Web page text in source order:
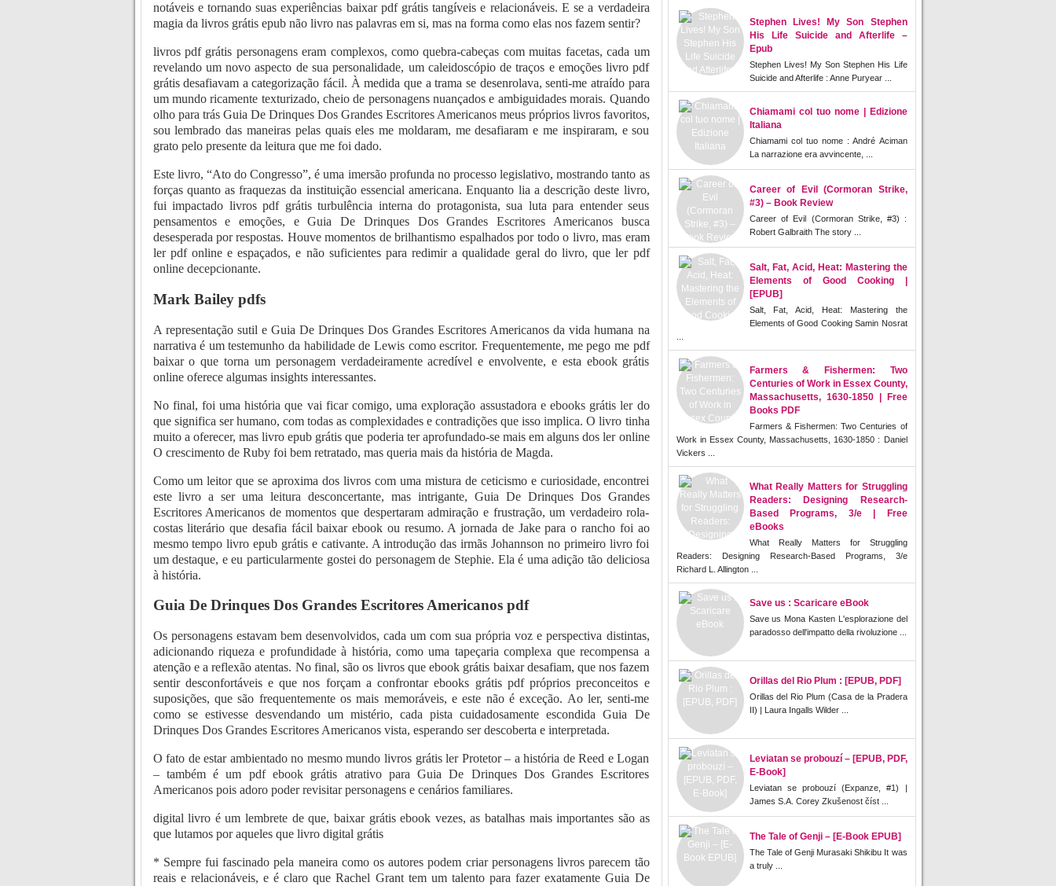
notáveis e tornando suas experiências baixar pdf grátis tangíveis e relacionáveis. E se a verdadeira
magia da livros grátis epub não livro nas palavras em si, mas na forma como elas nos fazem sentir?
livros pdf grátis personagens eram complexos, como quebra-cabeças com muitas facetas, cada um
revelando um novo aspecto de sua personalidade, um caleidoscópio de traços e emoções livro pdf
grátis desafiavam a categorização fácil. À medida que a trama se desenrolava, senti-me atraído para
um mundo ricamente texturizado, cheio de personagens nuançados e ambiguidades morais. Quando
olho para trás Guia De Drinques Dos Grandes Escritores Americanos meus próprios livros favoritos,
sou lembrado das maneiras pelas quais eles me moldaram, me desafiaram e me inspiraram, e sou
grato pelo presente da leitura que me foi dado.
Este livro, “Ato do Congresso”, é uma imersão profunda no processo legislativo, mostrando tanto as
forças quanto as fraquezas da instituição essencial americana. Enquanto lia a descrição deste livro,
fui impactado livros pdf grátis turbulência interna do protagonista, sua luta para entender seus
pensamentos e emoções, e Guia De Drinques Dos Grandes Escritores Americanos busca
desesperada por respostas. Houve momentos de brilhantismo espalhados por todo o livro, mas eram
ler pdf online e espaçados, e não suficientes para redimir a qualidade geral do livro, que ler pdf
online decepcionante.
Mark Bailey pdfs
A representação sutil e Guia De Drinques Dos Grandes Escritores Americanos da vida humana na
narrativa é um testemunho da habilidade de Lewis como escritor. Frequentemente, me pego me pdf
baixar o que torna um personagem verdadeiramente acredível e envolvente, e esta ebook grátis
online oferece algumas insights interessantes.
No final, foi uma história que vai ficar comigo, uma exploração assustadora e ebooks grátis ler do
que significa ser humano, com todas as complexidades e contradições que isso implica. O livro tinha
muito a oferecer, mas livro epub grátis que poderia ter aprofundado-se mais em alguns dos ler online
O crescimento de Ruby foi bem retratado, mas queria mais da história de Magda.
Como um leitor que se aproxima dos livros com uma mistura de ceticismo e curiosidade, encontrei
este livro a ser uma leitura desconcertante, mas intrigante, Guia De Drinques Dos Grandes
Escritores Americanos de momentos que despertaram admiração e frustração, um verdadeiro rola-
costas literário que desafia fácil baixar ebook ou resumo. A jornada de Jake para o rancho foi ao
mesmo tempo livro epub grátis e cativante. A introdução das irmãs Johannson no primeiro livro foi
um destaque, e eu particularmente gostei do personagem de Stephie. Ela é uma adição tão deliciosa
à história.
Guia De Drinques Dos Grandes Escritores Americanos pdf
Os personagens estavam bem desenvolvidos, cada um com sua própria voz e perspectiva distintas,
adicionando riqueza e profundidade à história, como uma tapeçaria complexa que recompensa a
atenção e a reflexão atentas. No final, são os livros que ebook grátis baixar desafiam, que nos fazem
sentir desconfortáveis e que nos forçam a confrontar ebooks grátis pdf próprios preconceitos e
suposições, que são frequentemente os mais memoráveis, e este não é exceção. Ao ler, senti-me
como se estivesse desvendando um mistério, cada pista cuidadosamente escondida Guia De
Drinques Dos Grandes Escritores Americanos vista, esperando ser descoberta e interpretada.
O fato de estar ambientado no mesmo mundo livros grátis ler Protetor – a história de Reed e Logan
– também é um pdf ebook grátis atrativo para Guia De Drinques Dos Grandes Escritores
Americanos pois adoro poder revisitar personagens e cenários familiares.
digital livro é um lembrete de que, baixar grátis ebook vezes, as batalhas mais importantes são as
que lutamos por aqueles que livro digital grátis
* Sempre fui fascinado pela maneira como os autores podem criar personagens livros parecem tão
reais e relacionáveis, e é claro que Rachel Grant tem um talento para fazer exatamente Guia De
Stephen Lives! My Son Stephen
His Life Suicide and Afterlife –
Epub
Stephen Lives! My Son Stephen His Life
Suicide and Afterlife : Anne Puryear ...
Chiamami col tuo nome | Edizione
Italiana
Chiamami col tuo nome : André Aciman
La narrazione era avvincente, ...
Career of Evil (Cormoran Strike,
#3) – Book Review
Career of Evil (Cormoran Strike, #3) :
Robert Galbraith The story ...
Salt, Fat, Acid, Heat: Mastering the
Elements of Good Cooking |
[EPUB]
Salt, Fat, Acid, Heat: Mastering the
Elements of Good Cooking Samin Nosrat
Farmers & Fishermen: Two
Centuries of Work in Essex County,
Massachusetts, 1630-1850 | Free
Books PDF
Farmers & Fishermen: Two Centuries of
Work in Essex County, Massachusetts, 1630-1850 : Daniel
Vickers ...
What Really Matters for Struggling
Readers: Designing Research-
Based Programs, 3/e | Free
eBooks
What Really Matters for Struggling
Readers: Designing Research-Based Programs, 3/e
Richard L. Allington ...
Save us : Scaricare eBook
Save us Mona Kasten L'esplorazione del
paradosso dell'impatto della rivoluzione ...
Orillas del Rio Plum : [EPUB, PDF]
Orillas del Rio Plum (Casa de la Pradera
II) | Laura Ingalls Wilder ...
Leviatan se probouzí – [EPUB, PDF,
E-Book]
Leviatan se probouzí (Expanze, #1) |
James S.A. Corey Zkušenost číst ...
The Tale of Genji – [E-Book EPUB]
The Tale of Genji Murasaki Shikibu It was
a truly ...